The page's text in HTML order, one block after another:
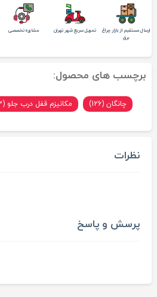
ارسال مستقیم از بازار چراغ
برق
تحویل سریع شهر تهران مشاوره تخصصی
برچسب های محصول:
چانگان (126) مکانیزم قفل درب جلو (3)
نظرات
پرسش و پاسخ